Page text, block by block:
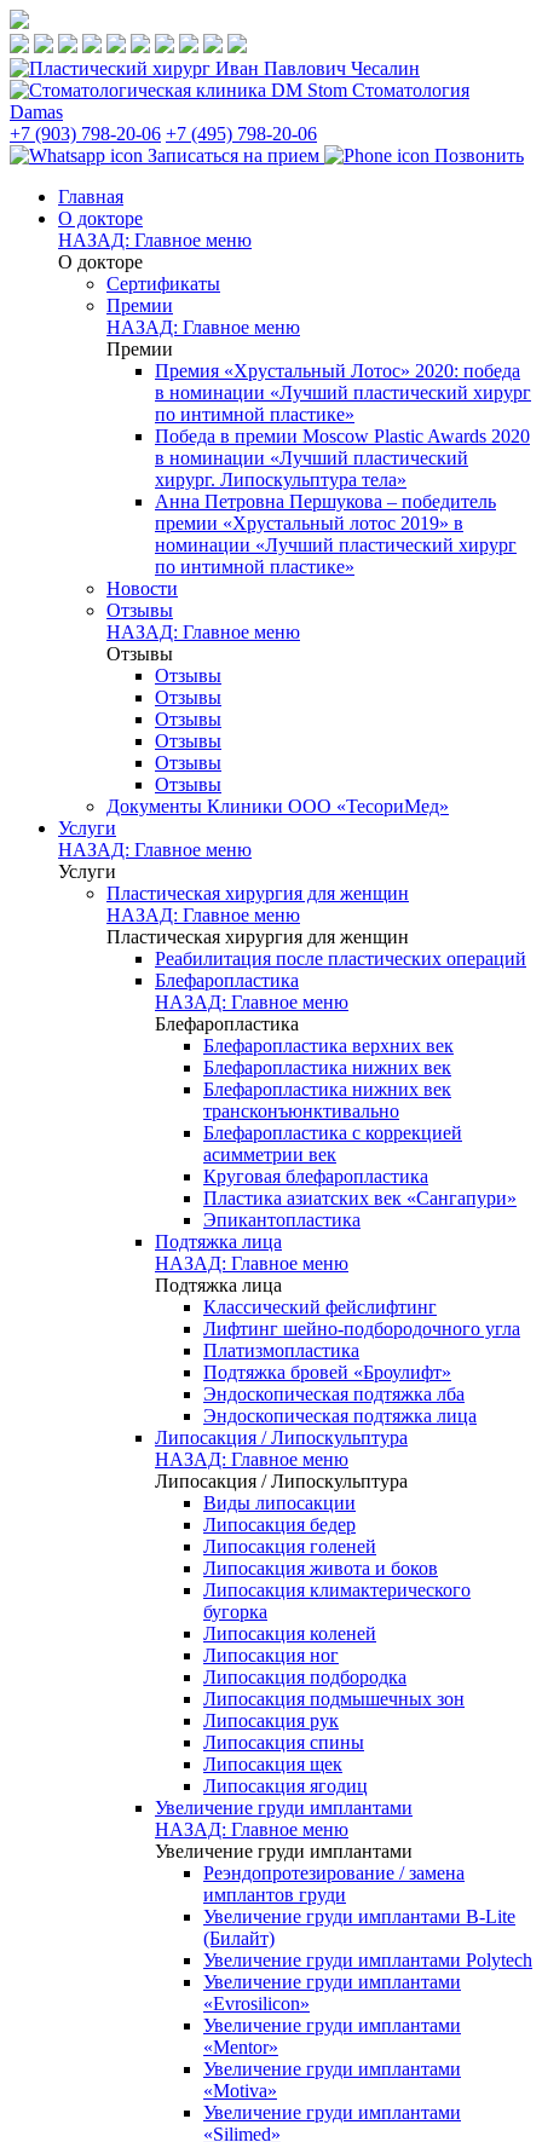
Стоматология
Damas
+7 (903) 798-20-06 +7 (495) 798-20-06
Записаться на прием
Позвонить
Главная
О докторе
НАЗАД: Главное меню
О докторе
Сертификаты
Премии
НАЗАД: Главное меню
Премии
Премия «Хрустальный Лотос» 2020: победа
в номинации «Лучший пластический хирург
по интимной пластике»
Победа в премии Moscow Plastic Awards 2020
в номинации «Лучший пластический
хирург. Липоскульптура тела»
Анна Петровна Першукова – победитель
премии «Хрустальный лотос 2019» в
номинации «Лучший пластический хирург
по интимной пластике»
Новости
Отзывы
НАЗАД: Главное меню
Отзывы
Отзывы
Отзывы
Отзывы
Отзывы
Отзывы
Отзывы
Документы Клиники ООО «ТесориМед»
Услуги
НАЗАД: Главное меню
Услуги
Пластическая хирургия для женщин
НАЗАД: Главное меню
Пластическая хирургия для женщин
Реабилитация после пластических операций
Блефаропластика
НАЗАД: Главное меню
Блефаропластика
Блефаропластика верхних век
Блефаропластика нижних век
Блефаропластика нижних век
трансконъюнктивально
Блефаропластика с коррекцией
асимметрии век
Круговая блефаропластика
Пластика азиатских век «Сангапури»
Эпикантопластика
Подтяжка лица
НАЗАД: Главное меню
Подтяжка лица
Классический фейслифтинг
Лифтинг шейно-подбородочного угла
Платизмопластика
Подтяжка бровей «Броулифт»
Эндоскопическая подтяжка лба
Эндоскопическая подтяжка лица
Липосакция / Липоскульптура
НАЗАД: Главное меню
Липосакция / Липоскульптура
Виды липосакции
Липосакция бедер
Липосакция голеней
Липосакция живота и боков
Липосакция климактерического
бугорка
Липосакция коленей
Липосакция ног
Липосакция подбородка
Липосакция подмышечных зон
Липосакция рук
Липосакция спины
Липосакция щек
Липосакция ягодиц
Увеличение груди имплантами
НАЗАД: Главное меню
Увеличение груди имплантами
Реэндопротезирование / замена
имплантов груди
Увеличение груди имплантами B-Lite
(Билайт)
Увеличение груди имплантами Polytech
Увеличение груди имплантами
«Evrosilicon»
Увеличение груди имплантами
«Mentor»
Увеличение груди имплантами
«Motiva»
Увеличение груди имплантами
«Silimed»